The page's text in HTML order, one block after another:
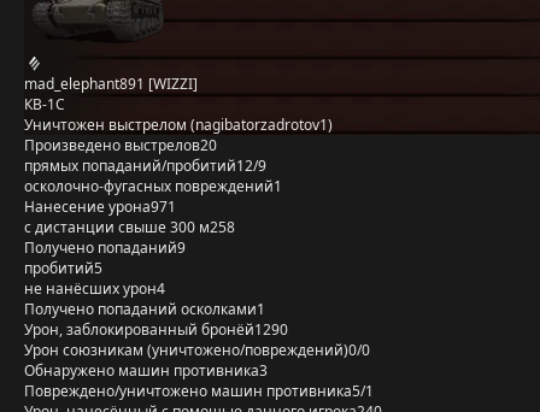
mad_elephant891 [WIZZI]
КВ-1С
Уничтожен выстрелом (nagibatorzadrotov1)
Произведено выстрелов20
прямых попаданий/пробитий12/9
осколочно-фугасных повреждений1
Нанесение урона971
с дистанции свыше 300 м258
Получено попаданий9
пробитий5
не нанёсших урон4
Получено попаданий осколками1
Урон, заблокированный бронёй1290
Урон союзникам (уничтожено/повреждений)0/0
Обнаружено машин противника3
Повреждено/уничтожено машин противника5/1